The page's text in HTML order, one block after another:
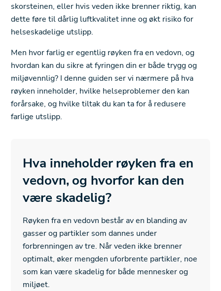
skorsteinen, eller hvis veden ikke brenner riktig, kan
dette føre til dårlig luftkvalitet inne og økt risiko for
helseskadelige utslipp.
Men hvor farlig er egentlig røyken fra en vedovn, og
hvordan kan du sikre at fyringen din er både trygg og
miljøvennlig? I denne guiden ser vi nærmere på hva
røyken inneholder, hvilke helseproblemer den kan
forårsake, og hvilke tiltak du kan ta for å redusere
farlige utslipp.
Hva inneholder røyken fra en
vedovn, og hvorfor kan den
være skadelig?
Røyken fra en vedovn består av en blanding av
gasser og partikler som dannes under
forbrenningen av tre. Når veden ikke brenner
optimalt, øker mengden uforbrente partikler, noe
som kan være skadelig for både mennesker og
miljøet.